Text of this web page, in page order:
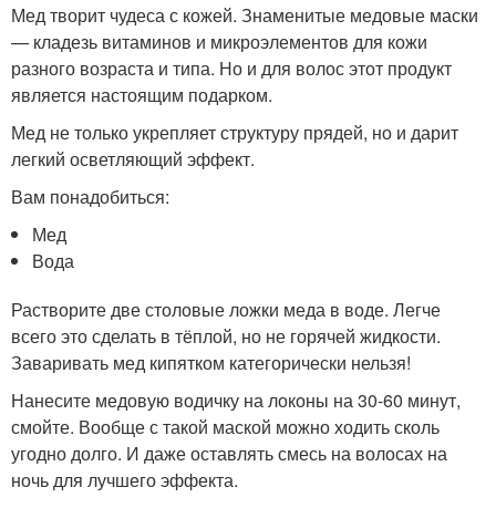
Мед творит чудеса с кожей. Знаменитые медовые маски
— кладезь витаминов и микроэлементов для кожи
разного возраста и типа. Но и для волос этот продукт
является настоящим подарком.
Мед не только укрепляет структуру прядей, но и дарит
легкий осветляющий эффект.
Вам понадобиться:
Мед
Вода
Растворите две столовые ложки меда в воде. Легче
всего это сделать в тёплой, но не горячей жидкости.
Заваривать мед кипятком категорически нельзя!
Нанесите медовую водичку на локоны на 30-60 минут,
смойте. Вообще с такой маской можно ходить сколь
угодно долго. И даже оставлять смесь на волосах на
ночь для лучшего эффекта.